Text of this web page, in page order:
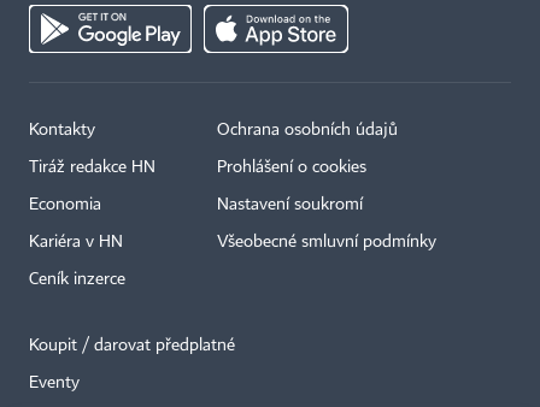
Kontakty
Tiráž redakce HN
Economia
Kariéra v HN
Ceník inzerce
Ochrana osobních údajů
Prohlášení o cookies
Nastavení soukromí
Všeobecné smluvní podmínky
Koupit / darovat předplatné
Eventy